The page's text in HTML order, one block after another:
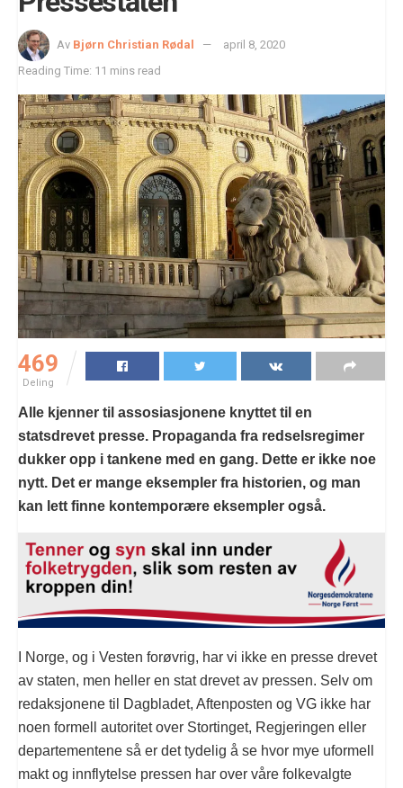
Av Bjørn Christian Rødal
april 8, 2020
Reading Time: 11 mins read
469
Deling
Alle kjenner til assosiasjonene knyttet til en
statsdrevet presse. Propaganda fra redselsregimer
dukker opp i tankene med en gang. Dette er ikke noe
nytt. Det er mange eksempler fra historien, og man
kan lett finne kontemporære eksempler også.
I Norge, og i Vesten forøvrig, har vi ikke en presse drevet
av staten, men heller en stat drevet av pressen. Selv om
redaksjonene til Dagbladet, Aftenposten og VG ikke har
noen formell autoritet over Stortinget, Regjeringen eller
departementene så er det tydelig å se hvor mye uformell
makt og innflytelse pressen har over våre folkevalgte